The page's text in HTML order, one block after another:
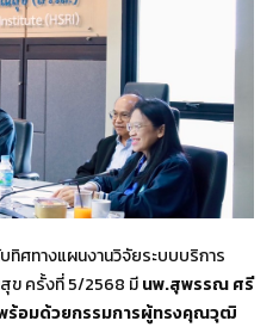
ทางแผนงานวิจัยระบบบริการ
ข ครั้งที่ 5/2568 มีนพ.สุพรรณ ศรี
พร้อมด้วยกรรมการผู้ทรงคุณวุฒิ